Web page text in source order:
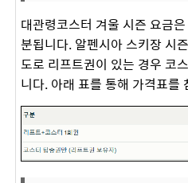
대관령코스터 겨울 시즌 요금
분됩니다. ​알펜시아 스키장 시
도로 리프트권이 있는 경우 코
니다. 아래 표를 통해 가격표를